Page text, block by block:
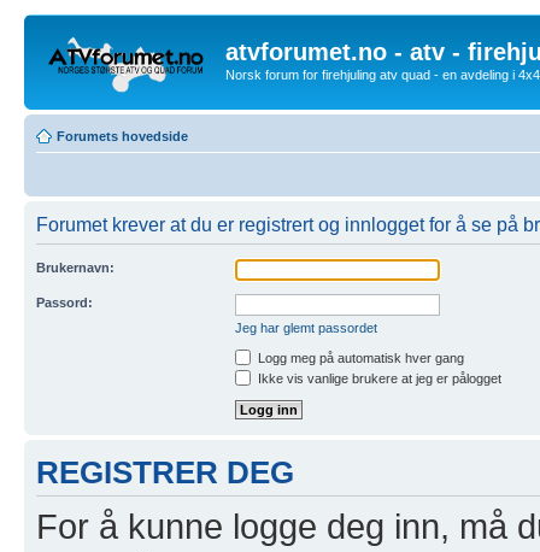
atvforumet.no - atv -
Norsk forum for firehjuling atv quad - en avdeling i
Forumets hovedside
Forumet krever at du er registrert og innlogget for å se på
Brukernavn:
Passord:
Jeg har glemt passordet
Logg meg på automatisk hver gang
Ikke vis vanlige brukere at jeg er pålogget
REGISTRER DEG
For å kunne logge deg inn, må